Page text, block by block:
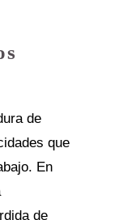
de
que
En
de